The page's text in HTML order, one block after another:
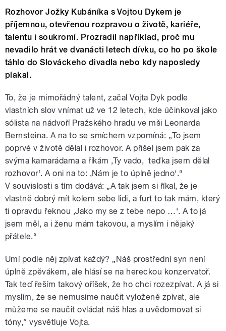
Rozhovor Jožky Kubáníka s Vojtou Dykem je
příjemnou, otevřenou rozpravou o životě, kariéře,
talentu i soukromí. Prozradil například, proč mu
nevadilo hrát ve dvanácti letech dívku, co ho po škole
táhlo do Slováckeho divadla nebo kdy naposledy
plakal.
To, že je mimořádný talent, začal Vojta Dyk podle
vlastních slov vnímat už ve 12 letech, kde účinkoval jako
sólista na nádvoří Pražského hradu ve mši Leonarda
Bernsteina. A na to se smíchem vzpomíná: „To jsem
poprvé v životě dělal i rozhovor. A přišel jsem pak za
svýma kamarádama a říkám ‚Ty vado, teďka jsem dělal
rozhovor‘. A oni na to: ‚Nám je to úplně jedno‘.“
V souvislosti s tím dodává: „A tak jsem si říkal, že je
vlastně dobrý mít kolem sebe lidi, a furt to tak mám, který
ti opravdu řeknou ‚Jako my se z tebe nepo …‘. A to já
jsem měl, a i ženu mám takovou, a myslím i nějaký
přátele.“
Umí podle něj zpívat každý? „Náš prostřední syn není
úplně zpěvákem, ale hlásí se na hereckou konzervatoř.
Tak teď řeším takový oříšek, že ho chci rozezpívat. A já si
myslím, že se nemusíme naučit vyloženě zpívat, ale
můžeme se naučit ovládat náš hlas a uvědomovat si
tóny,” vysvětluje Vojta.